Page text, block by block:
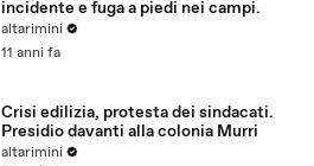
incidente e fuga a piedi nei campi.
altarimini
11 anni fa
Crisi edilizia, protesta dei sindacati.
Presidio davanti alla colonia Murri
altarimini